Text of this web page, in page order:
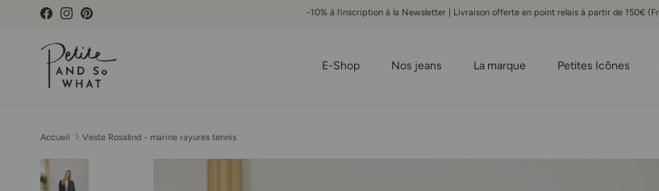
Aller au contenu
FacebookInstagramPinterest -10% à l'inscription à la Newsletter | Livraison offerte en point relais à partir de 150€
E-Shop Nos jeans La marque Petites Icônes
Accueil Veste Rosalind - marine rayures tennis